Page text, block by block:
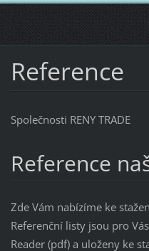
Reference
Společnosti RENY TRADE
Reference
Zde Vám nabízíme ke
Referenční listy jsou pro
Reader (pdf) a uloženy ke